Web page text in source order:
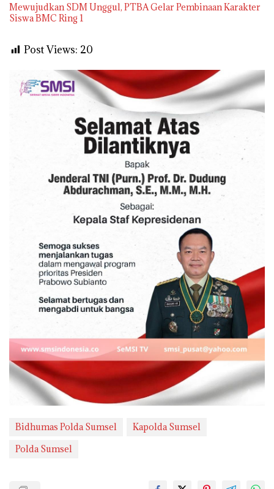
Mewujudkan SDM Unggul, PTBA Gelar Pembinaan Karakter
Siswa BMC Ring 1
Post Views: 20
Bidhumas Polda Sumsel
Kapolda Sumsel
Polda Sumsel